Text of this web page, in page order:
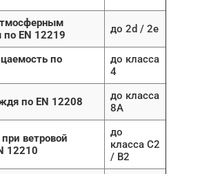
по EN 12219
до 2d / 2e
по
до класса
4
по EN 12208
до класса
8A
ветровой
12210
до
класса C2
/ B2